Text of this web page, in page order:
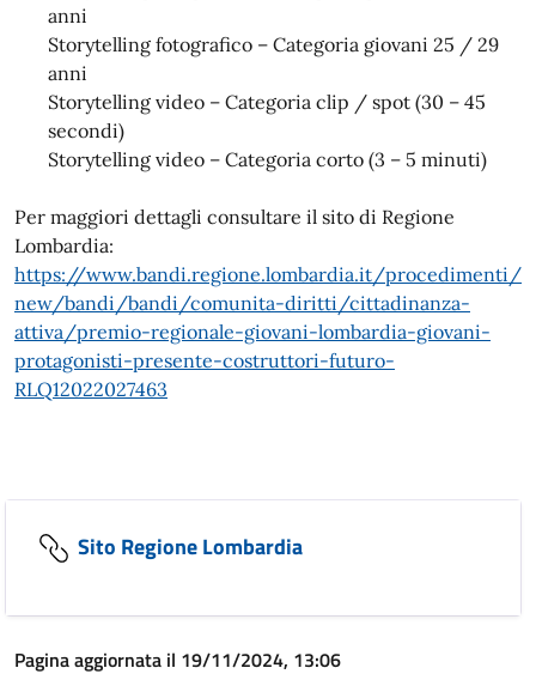
anni
Storytelling fotografico – Categoria giovani 25 / 29
anni
Storytelling video – Categoria clip / spot (30 – 45
secondi)
Storytelling video – Categoria corto (3 – 5 minuti)
Per maggiori dettagli consultare il sito di Regione
Lombardia:
https://www.bandi.regione.lombardia.it/procedimenti/
new/bandi/bandi/comunita-diritti/cittadinanza-
attiva/premio-regionale-giovani-lombardia-giovani-
protagonisti-presente-costruttori-futuro-
RLQ12022027463
Sito Regione Lombardia
Pagina aggiornata il 19/11/2024, 13:06